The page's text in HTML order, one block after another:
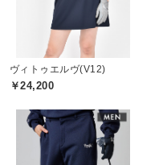
ヴィトゥエルヴ(V12)
￥24,200